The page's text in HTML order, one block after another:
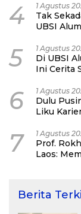
4 1 Agustus
Tak
UBSI
5 1 Agustus
Di UBSI
Ini Cerita
6 1 Agustus
Dulu
Liku
7 1 Agustus
Prof. Rokhmin Dahuri
Laos:
Berita